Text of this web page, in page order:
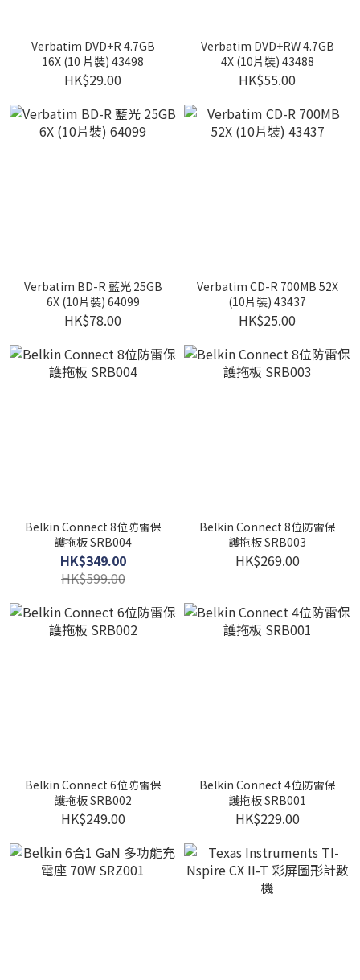
Verbatim DVD+R 4.7GB
16X (10 片裝) 43498
HK$29.00
Verbatim DVD+RW 4.7GB
4X (10片裝) 43488
HK$55.00
Verbatim BD-R 藍光 25GB
6X (10片裝) 64099
HK$78.00
Verbatim CD-R 700MB 52X
(10片裝) 43437
HK$25.00
Belkin Connect 8位防雷保
護拖板 SRB004
HK$349.00
HK$599.00
Belkin Connect 8位防雷保
護拖板 SRB003
HK$269.00
Belkin Connect 6位防雷保
護拖板 SRB002
HK$249.00
Belkin Connect 4位防雷保
護拖板 SRB001
HK$229.00